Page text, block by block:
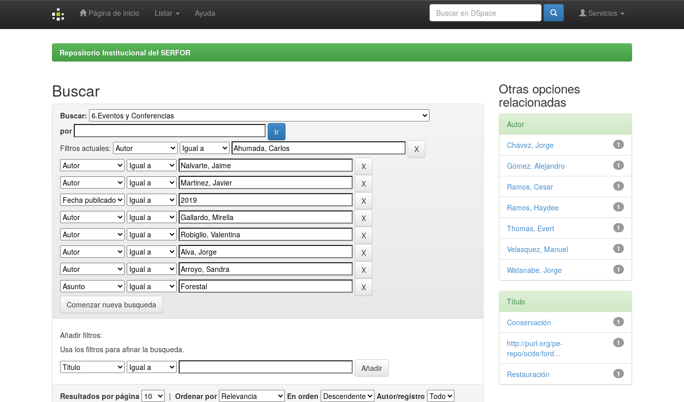
Página de inicio Listar Ayuda Servicios
Repositorio Institucional del SERFOR
Buscar
Buscar:
por
Filtros actuales:
Comenzar nueva busqueda
Añadir filtros:
Usa los filtros para afinar la busqueda.
Resultados por página | Ordenar por En orden Autor/registro
Otras opciones
relacionadas
Autor
1
Chávez, Jorge
1
Gómez, Alejandro
1
Ramos, Cesar
1
Ramos, Haydee
1
Thomas, Evert
1
Velasquez, Manuel
1
Watanabe, Jorge
Título
1
Conservación
1
http://purl.org/pe-
repo/ocde/ford...
1
Restauración